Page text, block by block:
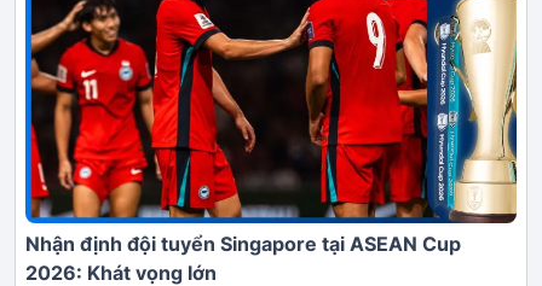
Nhận định đội tuyển Singapore tại ASEAN Cup
2026: Khát vọng lớn